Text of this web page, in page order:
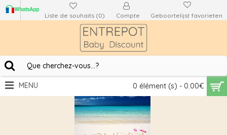
Liste de souhaits (0) Compte Geboortelijst favorieten
0 élément (s) - 0.00€
MENU